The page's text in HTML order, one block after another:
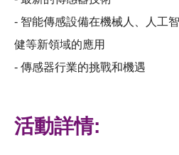
- 智能傳感設備在機械人、人工
健等新領域的應用
- 傳感器行業的挑戰和機遇
活動詳情: